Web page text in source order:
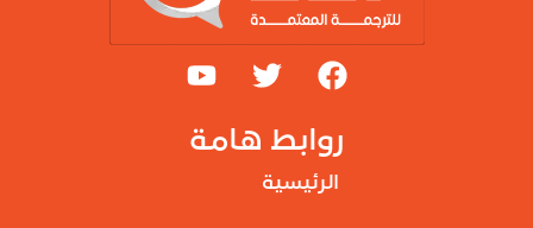
روابط هامة
الرئيسية